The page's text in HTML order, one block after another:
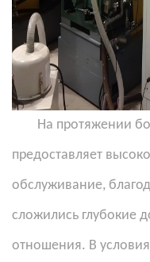
На протяжении
предоставляет
обслуживание,
сложились глубокие
отношения. В